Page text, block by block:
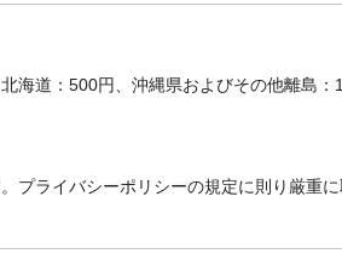
道：500円、沖縄県およびその他離島
ライバシーポリシーの規定に則り厳重に